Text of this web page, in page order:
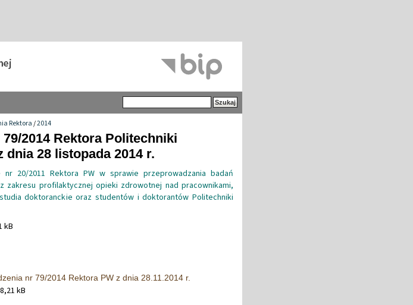
Rektora/2014
2014 Rektora Politechniki
dnia 28 listopada 2014 r.
nr 20/2011 Rektora PW w sprawie przeprowadzania badań
zakresu profilaktycznej opieki zdrowotnej nad pracownikami,
doktoranckie oraz studentów i doktorantów Politechniki
kB
nr 79/2014 Rektora PW z dnia 28.11.2014 r.
kB